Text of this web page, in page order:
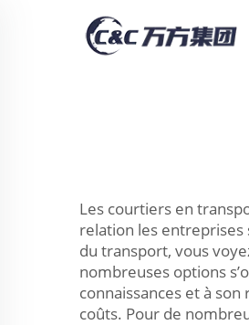
Les courtiers en
relation les
du transport, vous
nombreuses options
connaissances et à
coûts. Pour de